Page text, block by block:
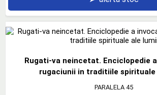
Rugati-va neincetat. Enciclopedie
rugaciunii in traditiile spirituale
PARALELA 45